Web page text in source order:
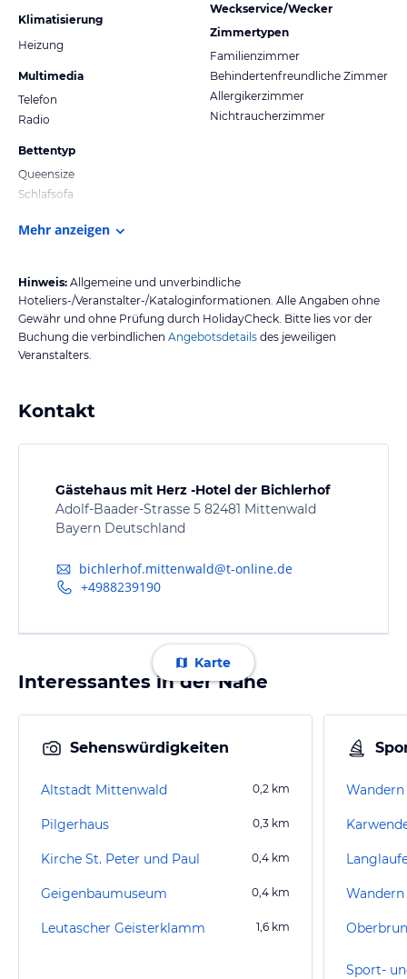
Klimatisierung
Heizung
Multimedia
Telefon
Radio
Bettentyp
Queensize
Schlafsofa
Weckservice/Wecker
Zimmertypen
Familienzimmer
Behindertenfreundliche Zimmer
Allergikerzimmer
Nichtraucherzimmer
Mehr anzeigen
Hinweis: Allgemeine und unverbindliche
Hoteliers-/Veranstalter-/Kataloginformationen. Alle Angaben ohne
Gewähr und ohne Prüfung durch HolidayCheck. Bitte lies vor der
Buchung die verbindlichen Angebotsdetails des jeweiligen
Veranstalters.
Kontakt
Gästehaus mit Herz -Hotel der Bichlerhof
Adolf-Baader-Strasse 5 82481 Mittenwald
Bayern Deutschland
bichlerhof.mittenwald@t-online.de
+4988239190
Karte
Interessantes in der Nähe
Sehenswürdigkeiten
Altstadt Mittenwald 0,2 km
Pilgerhaus 0,3 km
Kirche St. Peter und Paul 0,4 km
Geigenbaumuseum 0,4 km
Leutascher Geisterklamm 1,6 km
Sport-